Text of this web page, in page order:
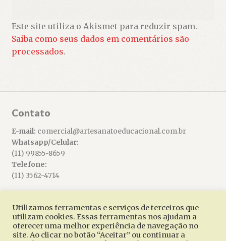
Este site utiliza o Akismet para reduzir spam.
Saiba como seus dados em comentários são
processados.
Contato
E-mail: comercial@artesanatoeducacional.com.br
Whatsapp/Celular:
(11) 99855-8659
Telefone:
(11) 3562-4714
© Artesanato Educacional 2026
Utilizamos ferramentas e serviços de terceiros que
utilizam cookies. Essas ferramentas nos ajudam a
oferecer uma melhor experiência de navegação no
site. Ao clicar no botão “Aceitar” ou continuar a